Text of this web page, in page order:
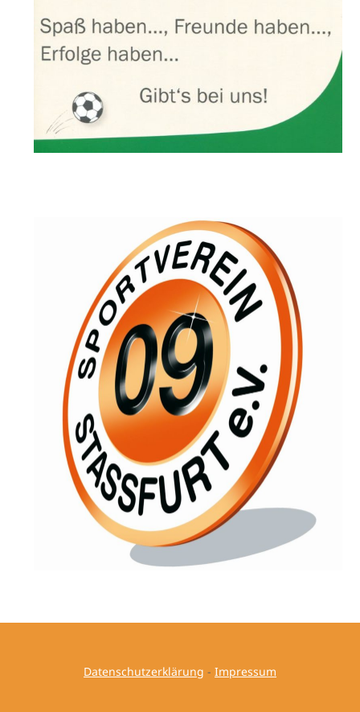
Datenschutzerklärung - Impressum